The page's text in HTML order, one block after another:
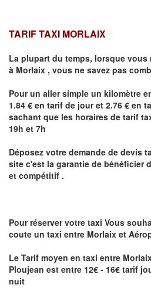
TARIF TAXI MORLAIX
La plupart du temps, lorsque vous
à Morlaix , vous ne savez pas
Pour un aller simple un kilomètre
1.84 € en tarif de jour et 2.76 € en
sachant que les horaires de tarif
19h et 7h
Déposez votre demande de devis
site c'est la garantie de bénéficier
et compétitif .
Pour réserver votre taxi Vous
coute un taxi entre Morlaix et
Le Tarif moyen en taxi entre
Ploujean est entre 12€ - 16€ tarif
nuit